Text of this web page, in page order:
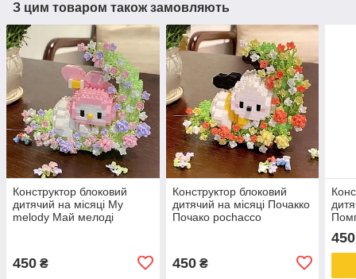
З цим товаром також замовляють
Конструктор блоковий
дитячий на місяці My
melody Май мелоді
450 ₴
Конструктор блоковий
дитячий на місяці Почакко
Почако pochacco
450₴
450